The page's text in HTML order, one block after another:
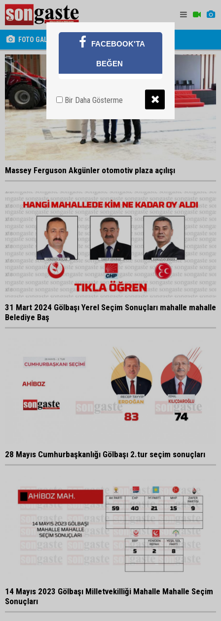
FOTO GALERİ
Massey Ferguson Akgünler otomotiv plaza açılışı
31 Mart 2024 Gölbaşı Yerel Seçim Sonuçları mahalle mahalle
Belediye Baş
28 Mayıs Cumhurbaşkanlığı Gölbaşı 2.tur seçim sonuçları
14 Mayıs 2023 Gölbaşı Milletvekilliği Mahalle Mahalle Seçim
Sonuçları
FACEBOOK'TA
BEĞEN
Bir Daha Gösterme